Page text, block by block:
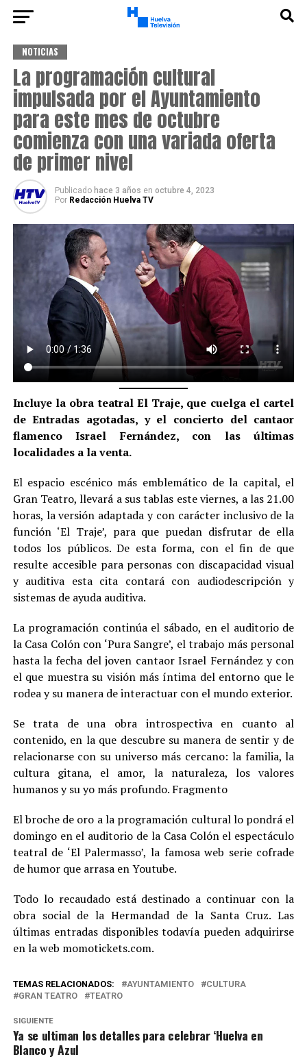
NOTICIAS
La programación cultural
impulsada por el Ayuntamiento
para este mes de octubre
comienza con una variada oferta
de primer nivel
Publicado hace 3 años en octubre 4, 2023
Por Redacción Huelva TV
Incluye la obra teatral El Traje, que cuelga el cartel
de Entradas agotadas, y el concierto del cantaor
flamenco Israel Fernández, con las últimas
localidades a la venta.
El espacio escénico más emblemático de la capital, el
Gran Teatro, llevará a sus tablas este viernes, a las 21.00
horas, la versión adaptada y con carácter inclusivo de la
función ‘El Traje’, para que puedan disfrutar de ella
todos los públicos. De esta forma, con el fin de que
resulte accesible para personas con discapacidad visual
y auditiva esta cita contará con audiodescripción y
sistemas de ayuda auditiva.
La programación continúa el sábado, en el auditorio de
la Casa Colón con ‘Pura Sangre’, el trabajo más personal
hasta la fecha del joven cantaor Israel Fernández y con
el que muestra su visión más íntima del entorno que le
rodea y su manera de interactuar con el mundo exterior.
Se trata de una obra introspectiva en cuanto al
contenido, en la que descubre su manera de sentir y de
relacionarse con su universo más cercano: la familia, la
cultura gitana, el amor, la naturaleza, los valores
humanos y su yo más profundo. Fragmento
El broche de oro a la programación cultural lo pondrá el
domingo en el auditorio de la Casa Colón el espectáculo
teatral de ‘El Palermasso’, la famosa web serie cofrade
de humor que arrasa en Youtube.
Todo lo recaudado está destinado a continuar con la
obra social de la Hermandad de la Santa Cruz. Las
últimas entradas disponibles todavía pueden adquirirse
en la web momotickets.com.
TEMAS RELACIONADOS: AYUNTAMIENTO
CULTURA
GRAN TEATRO
TEATRO
SIGUIENTE
Ya se ultiman los detalles para celebrar ‘Huelva en
Blanco y Azul